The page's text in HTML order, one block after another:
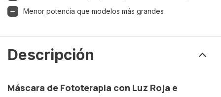
Menor potencia que modelos más grandes
Descripción
Máscara de Fototerapia con Luz Roja e